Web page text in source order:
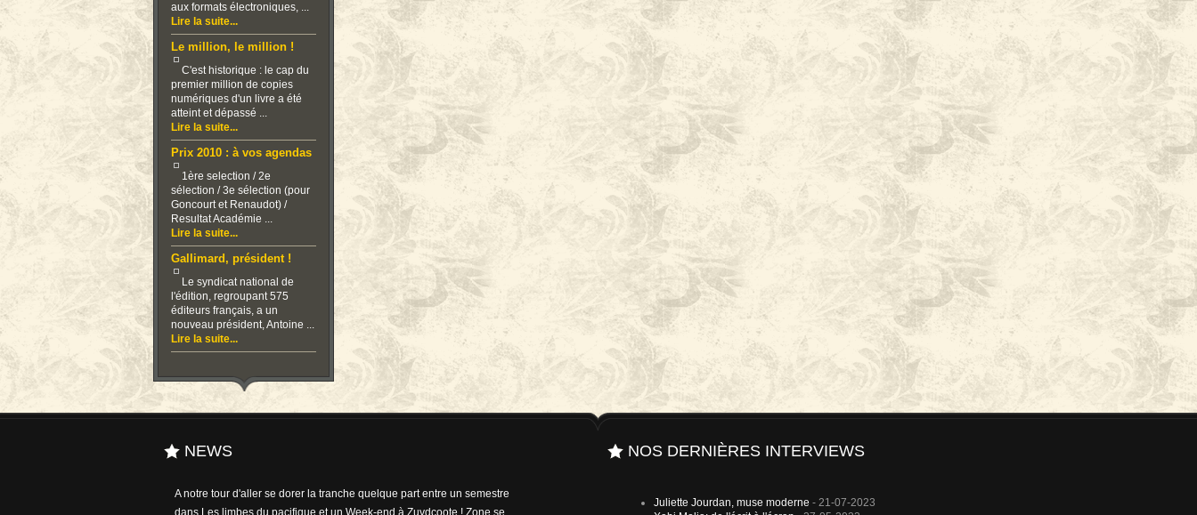
aux formats électroniques, ...
Lire la suite...
Le million, le million !
C'est historique : le cap du
premier million de copies
numériques d'un livre a été
atteint et dépassé ...
Lire la suite...
Prix 2010 : à vos agendas
1ère selection / 2e
sélection / 3e sélection (pour
Goncourt et Renaudot) /
Resultat Académie ...
Lire la suite...
Gallimard, président !
Le syndicat national de
l'édition, regroupant 575
éditeurs français, a un
nouveau président, Antoine ...
Lire la suite...
NEWS
A notre tour d'aller se dorer la tranche quelque part entre un semestre
dans Les limbes du pacifique et un Week-end à Zuydcoote ! Zone se
NOS DERNIÈRES INTERVIEWS
Juliette Jourdan, muse moderne - 21-07-2023